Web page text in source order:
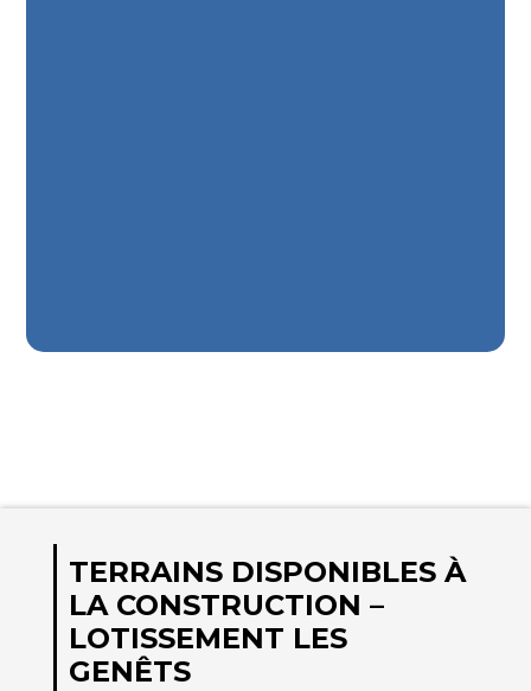
TERRAINS DISPONIBLES À
LA CONSTRUCTION –
LOTISSEMENT LES
GENÊTS